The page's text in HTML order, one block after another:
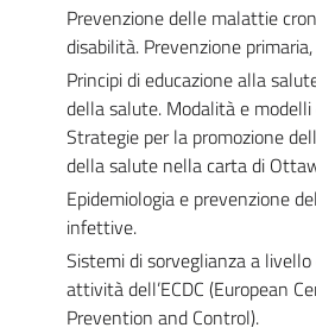
Prevenzione delle malattie
disabilità. Prevenzione
Principi di educazione alla
della salute. Modalità e modelli
Strategie per la promozione
della salute nella carta di
Epidemiologia e prevenzione
infettive.
Sistemi di sorveglianza a
attività dell’ECDC (European
Prevention and Control).